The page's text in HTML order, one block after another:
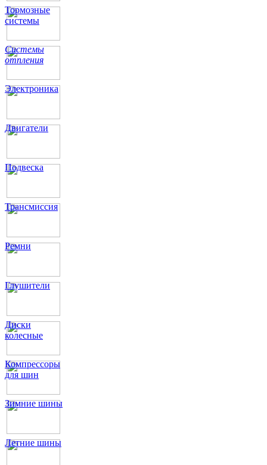
Тормозные
системы
Системы
отпления
Электроника
Двигатели
Подвеска
Трансмиссия
Ремни
Глушители
Диски
колесные
Компрессоры
для шин
Зимние шины
Летние шины